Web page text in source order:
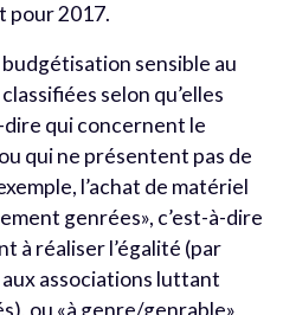
pour 2017.
sensible au
selon qu’elles
dire qui concernent le
qui ne présentent pas de
l’achat de matériel
genrées», c’est-à-dire
à réaliser l’égalité (par
associations luttant
ou «à genre/genrable»,